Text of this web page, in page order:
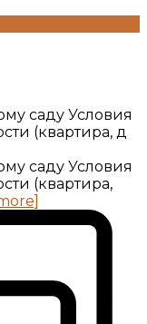
саду Условия
(квартира, д
саду Условия
(квартира,